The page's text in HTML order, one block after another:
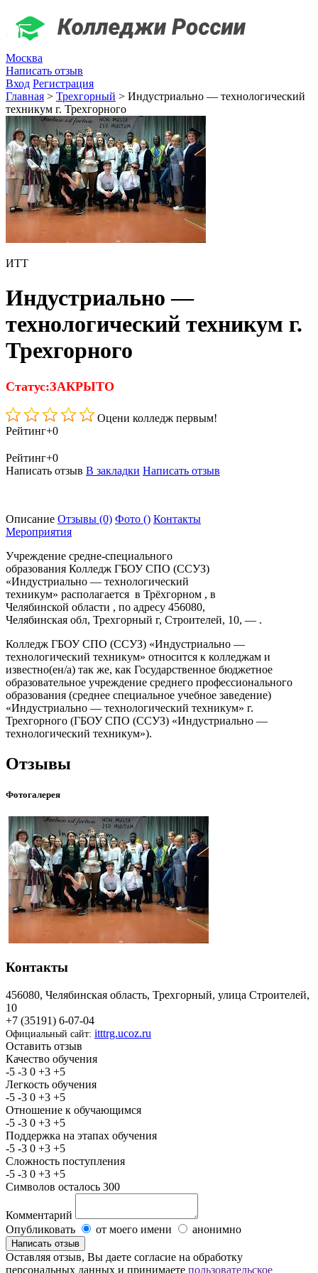
Москва
Написать отзыв
Вход Регистрация
Главная > Трехгорный > Индустриально — технологический
техникум г. Трехгорного
ИТТ
Индустриально —
технологический техникум г.
Трехгорного
Статус:ЗАКРЫТО
Оцени колледж первым!
Рейтинг+0
Рейтинг+0
Написать отзыв В закладки Написать отзыв
Описание Отзывы (0) Фото () Контакты
Мероприятия
Учреждение средне-специального
образования Колледж ГБОУ СПО (ССУЗ)
«Индустриально — технологический
техникум» располагается в Трёхгорном , в
Челябинской области , по адресу 456080,
Челябинская обл, Трехгорный г, Строителей, 10, — .
Колледж ГБОУ СПО (ССУЗ) «Индустриально —
технологический техникум» относится к колледжам и
известно(ен/а) так же, как Государственное бюджетное
образовательное учреждение среднего профессионального
образования (среднее специальное учебное заведение)
«Индустриально — технологический техникум» г.
Трехгорного (ГБОУ СПО (ССУЗ) «Индустриально —
технологический техникум»).
Отзывы
Фотогалерея
Контакты
456080, Челябинская область, Трехгорный, улица Строителей,
10
+7 (35191) 6-07-04
Официальный сайт: itttrg.ucoz.ru
Оставить отзыв
Качество обучения
-5 -3 0 +3 +5
Легкость обучения
-5 -3 0 +3 +5
Отношение к обучающимся
-5 -3 0 +3 +5
Поддержка на этапах обучения
-5 -3 0 +3 +5
Сложность поступления
-5 -3 0 +3 +5
Символов осталось 300
Комментарий
Опубликовать
от моего имени анонимно
Оставляя отзыв, Вы даете согласие на обработку
персональных данных и принимаете пользовательское